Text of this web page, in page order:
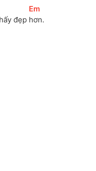
đẹp
[Em
hơn.